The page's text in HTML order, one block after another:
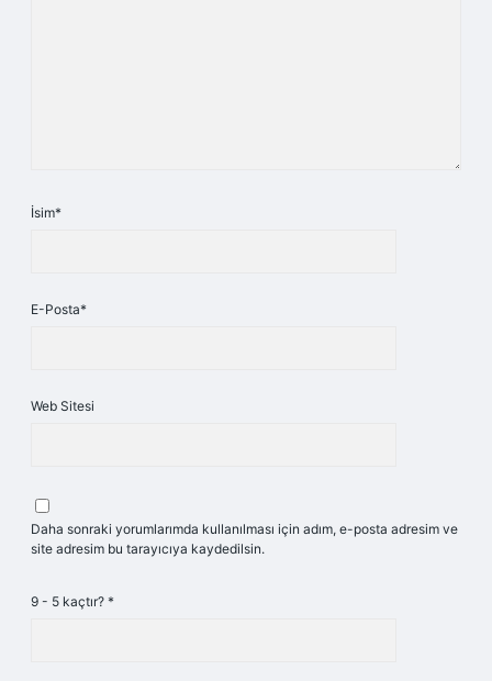
İsim*
E-Posta*
Web Sitesi
Daha sonraki yorumlarımda kullanılması için adım, e-posta adresim ve
site adresim bu tarayıcıya kaydedilsin.
9 - 5 kaçtır? *